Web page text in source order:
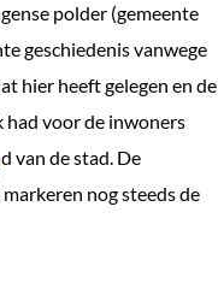
polder (gemeente
geschiedenis vanwege
hier heeft gelegen en de
had voor de inwoners
van de stad. De
nog steeds de